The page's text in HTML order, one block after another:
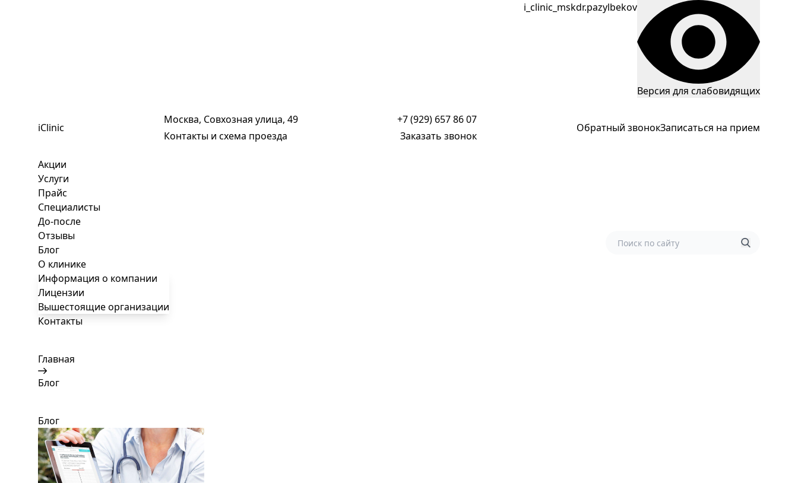
i_clinic_mskdr.pazylbekov
Версия для слабовидящих
iClinic
Москва, Совхозная улица, 49
Контакты и схема проезда
+7 (929) 657 86 07
Заказать звонок
Обратный звонокЗаписаться на прием
Акции
Услуги
Прайс
Специалисты
До-после
Отзывы
Блог
О клинике
Информация о компании
Лицензии
Вышестоящие организации
Контакты
Главная
Блог
Блог